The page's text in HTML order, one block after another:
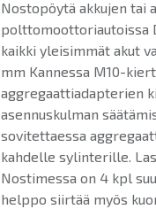
Nostopöytä akkujen tai
polttomoottoriautoissa
kaikki yleisimmät akut
mm Kannessa M10-
aggregaattiadapterien
asennuskulman
sovitettaessa
kahdelle sylinterille.
Nostimessa on 4 kpl
helppo siirtää myös